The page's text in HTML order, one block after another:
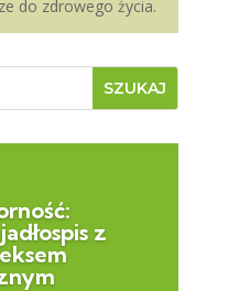
do zdrowego życia.
z